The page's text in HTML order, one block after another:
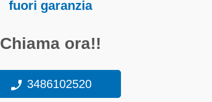
fuori garanzia
Chiama ora!!
3486102520